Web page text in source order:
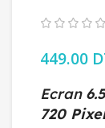
449.00
Ecran
720